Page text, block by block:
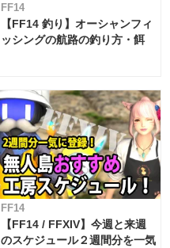
FF14
【FF14 釣り】オーシャンフィ
ッシングの航路の釣り方・餌
FF14
【FF14 / FFXIV】今週と来週
のスケジュール２週間分を一気